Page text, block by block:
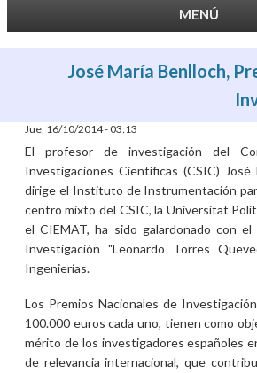
MENÚ
José María Benlloch,
Jue, 16/10/2014 - 03:13
El profesor de investigación del
Investigaciones Científicas (CSIC) José
dirige el Instituto de Instrumentación
centro mixto del CSIC, la Universitat
el CIEMAT, ha sido galardonado con el
Investigación "Leonardo Torres
Ingenierías.
Los Premios Nacionales de
100.000 euros cada uno, tienen como
mérito de los investigadores españoles
de relevancia internacional, que